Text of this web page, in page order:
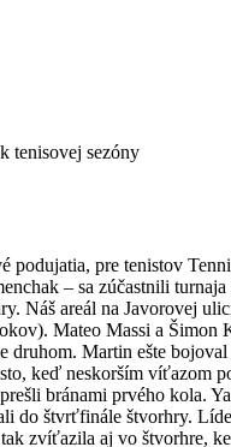
tenisovej sezóny
podujatia, pre tenistov
– sa zúčastnili
Náš areál na Javorovej
Mateo Massi a
Martin ešte
keď neskorším víťazom
bránami prvého kola.
do štvrťfinále štvorhry.
zvíťazila aj vo štvorhre,